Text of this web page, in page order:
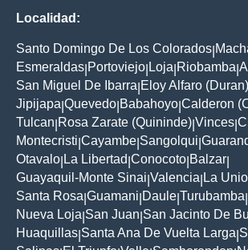
Localidad:
Santo Domingo De Los Colorados
Esmeraldas Portoviejo Loja Riobamba
San Miguel De Ibarra Eloy Alfaro (Duran)
Jipijapa Quevedo Babahoyo Calderon
Tulcan Rosa Zarate (Quininde) Vinces
Montecristi Cayambe Sangolqui
Otavalo La Libertad Conocoto Balzar
Guayaquil-Monte Sinai Valencia La
Santa Rosa Guamani Daule Turubamba
Nueva Loja San Juan San Jacinto De
Huaquillas Santa Ana De Vuelta Larga